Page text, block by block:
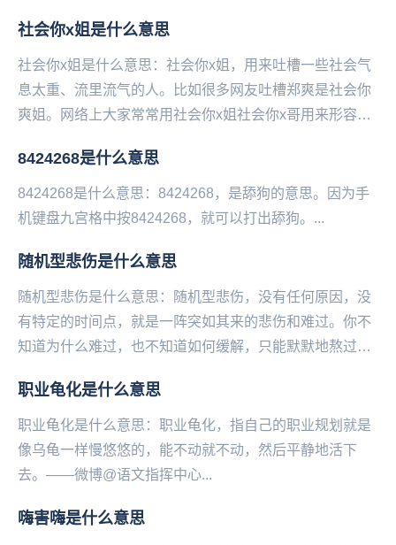
社会你x姐是什么意思
社会你x姐是什么意思：社会你x姐，用来吐槽一些社会气
息太重、流里流气的人。比如很多网友吐槽郑爽是社会你
爽姐。网络上大家常常用社会你x姐社会你x哥用来形容一
8424268是什么意思
8424268是什么意思：8424268，是舔狗的意思。因为手
机键‌‌‌‌‌‌‌‌‌‌‌‌盘九宫格中按8424268，就可以打出舔狗。...
随机型悲伤是什么意思
随机型悲伤是什么意思：随机型悲伤，没有任何原因，没
有特定的时间点，就是一阵突如其来的悲伤和难过。你不
知道为什么难过，也不知道如何缓解，只能默默地熬过去
职业龟化是什么意思
职业龟化是什么意思：职业龟化，指自己的职业规划就是
像乌龟一样慢悠悠的，能不动就不动，然后平静地活下
去。——微博@语文指挥中心...
嗨害嗨是什么意思